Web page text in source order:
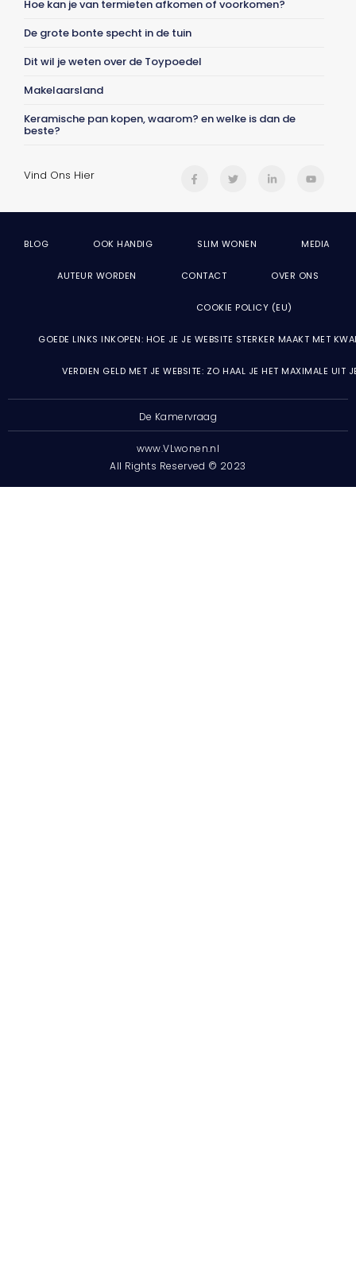
Hoe kan je van termieten afkomen of voorkomen?
De grote bonte specht in de tuin
Dit wil je weten over de Toypoedel
Makelaarsland
Keramische pan kopen, waarom? en welke is dan de
beste?
Vind Ons Hier
BLOG OOK HANDIG SLIM WONEN MEDIA
AUTEUR WORDEN CONTACT OVER ONS
COOKIE POLICY (EU)
GOEDE LINKS INKOPEN: HOE JE JE WEBSITE STERKER MAAKT MET
VERDIEN GELD MET JE WEBSITE: ZO HAAL JE HET MAXIMALE UIT
De Kamervraag
www.VLwonen.nl
All Rights Reserved © 2023